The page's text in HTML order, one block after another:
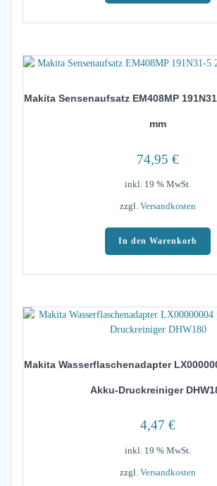
Makita Sensenaufsatz EM408MP
mm
74,95 €
inkl. 19 % MwSt.
zzgl. Versandkosten
In den Warenkorb
Makita Wasserflaschenadapter
Akku-Druckreiniger
4,47 €
inkl. 19 % MwSt.
zzgl. Versandkosten